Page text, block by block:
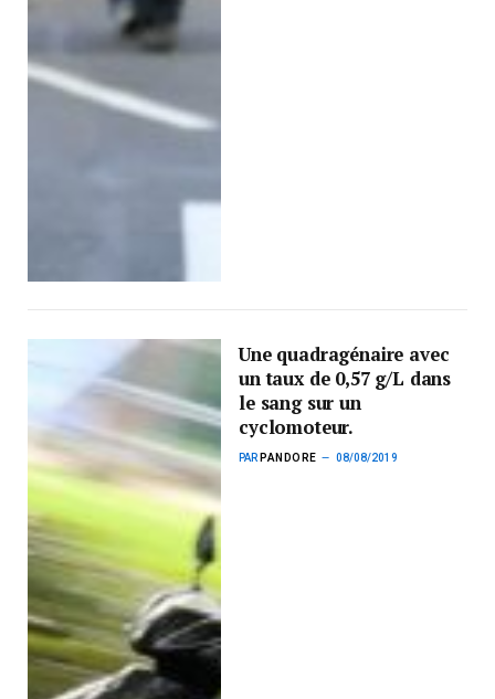
Une quadragénaire avec
un taux de 0,57 g/L dans
le sang sur un
cyclomoteur.
PAR PANDORE 08/08/2019